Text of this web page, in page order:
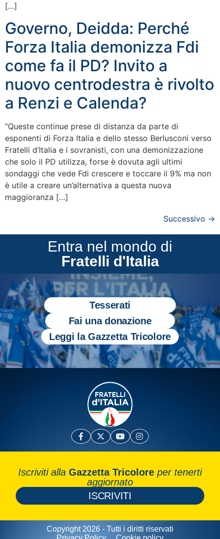
[…]
Governo, Deidda: Perché
Forza Italia demonizza Fdi
come fa il PD? Invito a
nuovo centrodestra è rivolto
a Renzi e Calenda?
“Queste continue prese di distanza da parte di
esponenti di Forza Italia e dello stesso Berlusconi verso
Fratelli d’Italia e i sovranisti, con una demonizzazione
che solo il PD utilizza, forse è dovuta agli ultimi
sondaggi che vede Fdi crescere e toccare il 9% ma non
è utile a creare un’alternativa a questa nuova
maggioranza […]
Successivo →
Entra nel mondo di
Fratelli d'Italia
Tesserati
Fai una donazione
Leggi la Gazzetta Tricolore
Iscriviti alla Gazzetta Tricolore per tenerti
aggiornato
ISCRIVITI
Copyright 2026 - Tutti i diritti riservati